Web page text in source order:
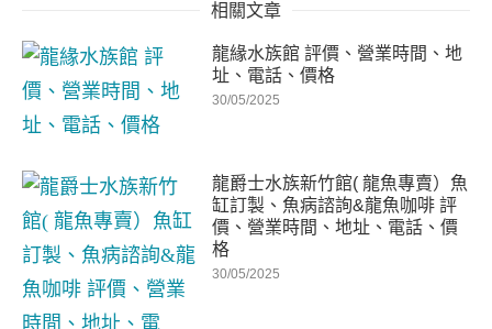
相關文章
龍緣水族館 評價、營業時間、地
址、電話、價格
30/05/2025
龍爵士水族新竹館( 龍魚專賣）魚
缸訂製、魚病諮詢&龍魚咖啡 評
價、營業時間、地址、電話、價
格
30/05/2025